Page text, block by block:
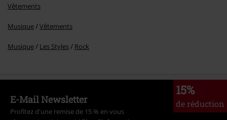
Vêtements
Musique Vêtements
Musique Les Styles Rock
15%
de réduction
E-Mail Newsletter
Profitez d'une remise de 15 % en vous